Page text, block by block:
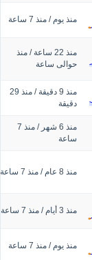
منذ يوم / منذ 7 ساعة
منذ 22 ساعة / منذ
حوالى ساعة
منذ 9 دقيقة /
منذ 29
دقيقة
منذ 6 شهر /
منذ 7
ساعة
منذ 8 عام / منذ 7 ساعة
منذ 3 أيام / منذ 7 ساعة
منذ يوم / منذ 7 ساعة